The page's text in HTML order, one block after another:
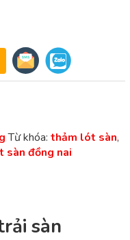
Từ khóa: thảm lót sàn,
đồng nai
sàn